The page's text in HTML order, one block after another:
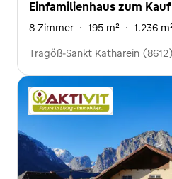
Einfamilienhaus zum Kauf
8 Zimmer · 195 m² · 1.236
Tragöß-Sankt Katharein (8612)